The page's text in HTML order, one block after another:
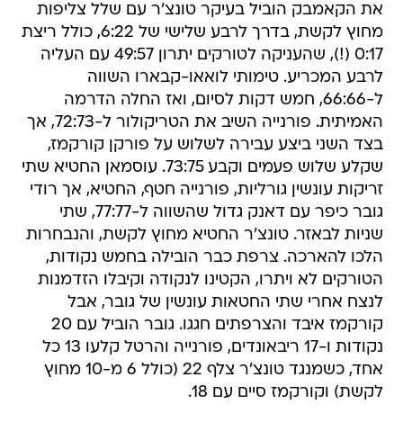
את הקאמבק הוביל בעיקר טונצ'ר עם שלל צליפות
מחוץ לקשת, בדרך לרבע שלישי של 6:22, כולל ריצת
0:17 (!), שהעניקה לטורקים יתרון 49:57 עם העליה
לרבע המכריע. טימותי לואאו-קבארו השווה
ל-66:66, חמש דקות לסיום, ואז החלה הדרמה
האמיתית. פורנייה השיב את הטריקולור ל-72:73, אך
בצד השני ביצע עבירה לשלוש על פורקן קורקמז,
שקלע שלוש פעמים וקבע 73:75. עוסמאן החטיא שתי
זריקות עונשין גורליות, פורנייה חטף, החטיא, אך רודי
גובר כיפר עם דאנק גדול שהשווה ל-77:77, שתי
שניות לבאזר. טונצ'ר החטיא מחוץ לקשת, והנבחרות
הלכו להארכה. צרפת כבר הובילה בחמש נקודות,
הטורקים לא ויתרו, הקטינו לנקודה וקיבלו הזדמנות
לנצח אחרי שתי החטאות עונשין של גובר, אבל
קורקמז איבד והצרפתים חגגו. גובר הוביל עם 20
נקודות ו-17 ריבאונדים, פורנייה והרטל קלעו 13 כל
אחד, כשמנגד טונצ'ר צלף 22 (כולל 6 מ-10 מחוץ
לקשת) וקורקמז סיים עם 18.